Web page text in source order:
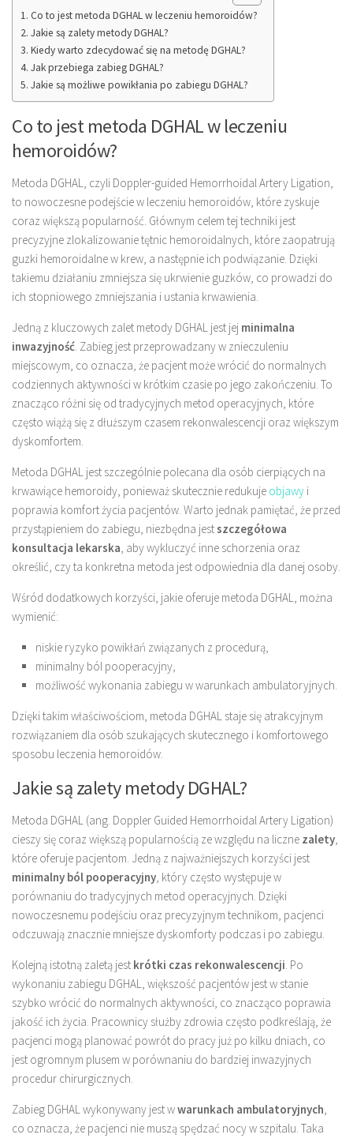
Co to jest metoda DGHAL w leczeniu hemoroidów?
Jakie są zalety metody DGHAL?
Kiedy warto zdecydować się na metodę DGHAL?
Jak przebiega zabieg DGHAL?
Jakie są możliwe powikłania po zabiegu DGHAL?
Co to jest metoda DGHAL w leczeniu
hemoroidów?
Metoda DGHAL, czyli Doppler-guided Hemorrhoidal Artery Ligation,
to nowoczesne podejście w leczeniu hemoroidów, które zyskuje
coraz większą popularność. Głównym celem tej techniki jest
precyzyjne zlokalizowanie tętnic hemoroidalnych, które zaopatrują
guzki hemoroidalne w krew, a następnie ich podwiązanie. Dzięki
takiemu działaniu zmniejsza się ukrwienie guzków, co prowadzi do
ich stopniowego zmniejszania i ustania krwawienia.
Jedną z kluczowych zalet metody DGHAL jest jej minimalna
inwazyjność. Zabieg jest przeprowadzany w znieczuleniu
miejscowym, co oznacza, że pacjent może wrócić do normalnych
codziennych aktywności w krótkim czasie po jego zakończeniu. To
znacząco różni się od tradycyjnych metod operacyjnych, które
często wiążą się z dłuższym czasem rekonwalescencji oraz większym
dyskomfortem.
Metoda DGHAL jest szczególnie polecana dla osób cierpiących na
krwawiące hemoroidy, ponieważ skutecznie redukuje objawy i
poprawia komfort życia pacjentów. Warto jednak pamiętać, że przed
przystąpieniem do zabiegu, niezbędna jestszczegółowa
konsultacja lekarska, aby wykluczyć inne schorzenia oraz
określić, czy ta konkretna metoda jest odpowiednia dla danej osoby.
Wśród dodatkowych korzyści, jakie oferuje metoda DGHAL, można
wymienić:
niskie ryzyko powikłań związanych z procedurą,
minimalny ból pooperacyjny,
możliwość wykonania zabiegu w warunkach ambulatoryjnych.
Dzięki takim właściwościom, metoda DGHAL staje się atrakcyjnym
rozwiązaniem dla osób szukających skutecznego i komfortowego
sposobu leczenia hemoroidów.
Jakie są zalety metody DGHAL?
Metoda DGHAL (ang. Doppler Guided Hemorrhoidal Artery Ligation)
cieszy się coraz większą popularnością ze względu na liczne zalety,
które oferuje pacjentom. Jedną z najważniejszych korzyści jest
minimalny ból pooperacyjny, który często występuje w
porównaniu do tradycyjnych metod operacyjnych. Dzięki
nowoczesnemu podejściu oraz precyzyjnym technikom, pacjenci
odczuwają znacznie mniejsze dyskomforty podczas i po zabiegu.
Kolejną istotną zaletą jest krótki czas rekonwalescencji. Po
wykonaniu zabiegu DGHAL, większość pacjentów jest w stanie
szybko wrócić do normalnych aktywności, co znacząco poprawia
jakość ich życia. Pracownicy służby zdrowia często podkreślają, że
pacjenci mogą planować powrót do pracy już po kilku dniach, co
jest ogromnym plusem w porównaniu do bardziej inwazyjnych
procedur chirurgicznych.
Zabieg DGHAL wykonywany jest wwarunkach ambulatoryjnych,
co oznacza, że pacjenci nie muszą spędzać nocy w szpitalu. Taka